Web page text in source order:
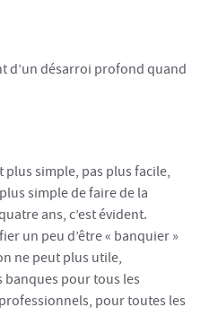
d’un désarroi profond quand
plus simple, pas plus facile,
simple de faire de la
ans, c’est évident.
un peu d’être « banquier »
ne peut plus utile,
banques pour tous les
pour toutes les